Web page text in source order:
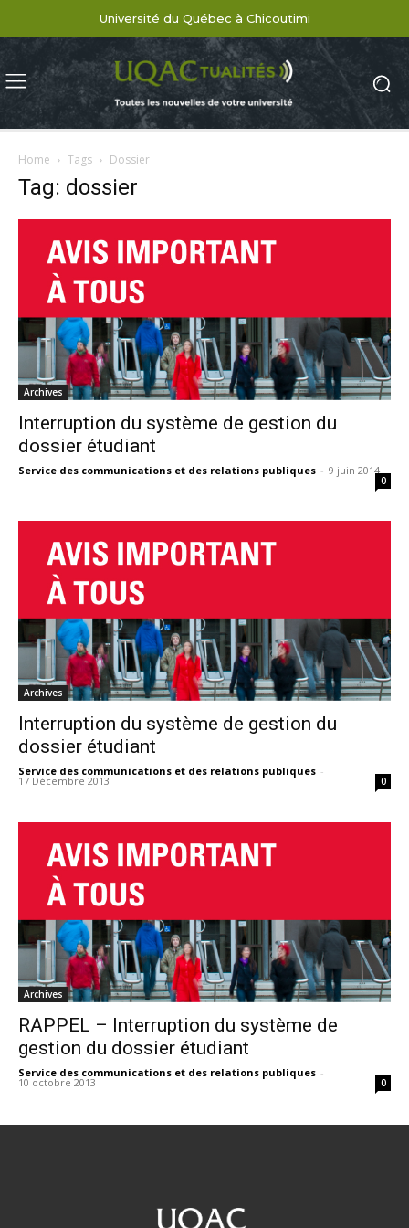
Université du Québec à Chicoutimi
Home Tags Dossier
Tag: dossier
Archives
Interruption du système de gestion du
dossier étudiant
Service des communications et des relations publiques - 9 juin 2014
0
Archives
Interruption du système de gestion du
dossier étudiant
Service des communications et des relations publiques -
17 Décembre 2013 0
Archives
RAPPEL – Interruption du système de
gestion du dossier étudiant
Service des communications et des relations publiques -
10 octobre 2013 0